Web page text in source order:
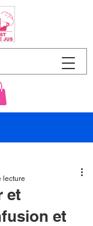
et
et
lecture